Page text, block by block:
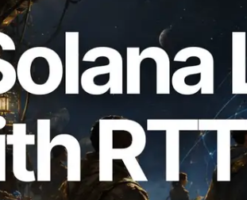
Solana Leader Slot API ด้วย
าก 7 Region ทั่วโลก พร้อม
Information API